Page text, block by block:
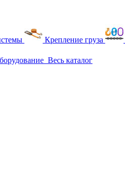
Крепление груза
Весь каталог